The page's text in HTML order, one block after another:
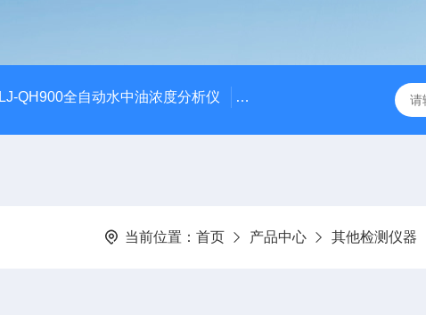
LJ-QH900全自动水中油浓度分析仪 LJ-HC500水中油浓度分析仪
当前位置： 首页 产品中心 其他检测仪器